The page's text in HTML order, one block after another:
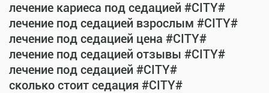
лечение кариеса под седацией #CITY#
лечение под седацией взрослым #CITY#
лечение под седацией цена #CITY#
лечение под седацией отзывы #CITY#
лечение под седацией #CITY#
сколько стоит седация #CITY#